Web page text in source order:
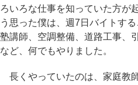
ろいろな仕事を知っていた方が
う思った僕は、週7日バイトす
塾講師、空調整備、道路工事、
など、何でもやりました。
長くやっていたのは、家庭教